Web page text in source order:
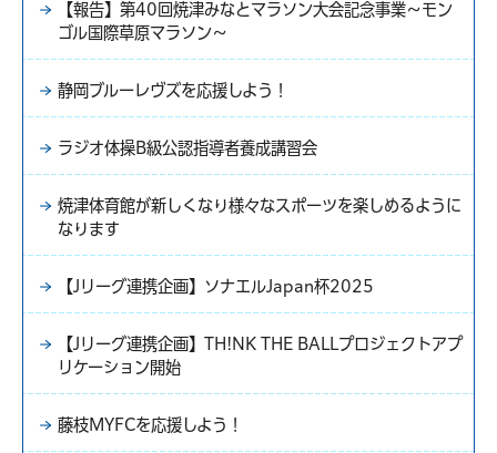
【報告】第40回焼津みなとマラソン大会記念事業～モン
ゴル国際草原マラソン～
静岡ブルーレヴズを応援しよう！
ラジオ体操B級公認指導者養成講習会
焼津体育館が新しくなり様々なスポーツを楽しめるように
なります
【Jリーグ連携企画】ソナエルJapan杯2025
【Jリーグ連携企画】TH!NK THE BALLプロジェクトアプ
リケーション開始
藤枝MYFCを応援しよう！